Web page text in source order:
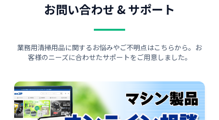
お問い合わせ & サポート
業務用清掃用品に関するお悩みやご不明点はこちらから。お
客様のニーズに合わせたサポートをご用意しました。